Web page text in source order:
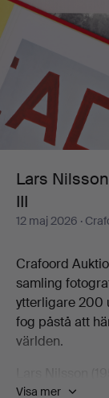
Nilssons
samling
litteratur
IIILars
III
12 maj 2026 ·
Crafoord
samling
ytterligare 200
fog påstå att
världen.
imponerande
Visa mer